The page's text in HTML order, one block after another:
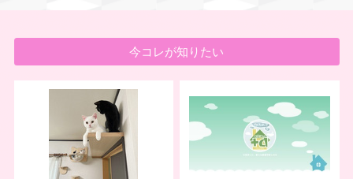
今コレが知りたい